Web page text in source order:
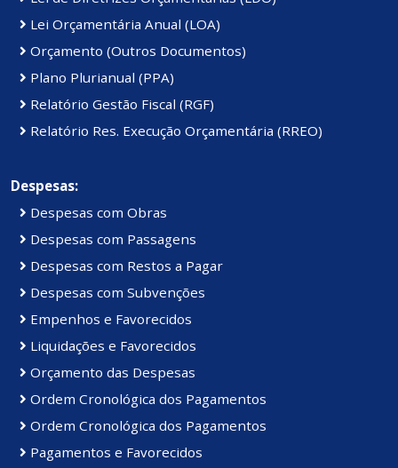
Lei Orçamentária Anual (LOA)
Orçamento (Outros Documentos)
Plano Plurianual (PPA)
Relatório Gestão Fiscal (RGF)
Relatório Res. Execução Orçamentária (RREO)
Despesas:
Despesas com Obras
Despesas com Passagens
Despesas com Restos a Pagar
Despesas com Subvenções
Empenhos e Favorecidos
Liquidações e Favorecidos
Orçamento das Despesas
Ordem Cronológica dos Pagamentos
Ordem Cronológica dos Pagamentos
Pagamentos e Favorecidos